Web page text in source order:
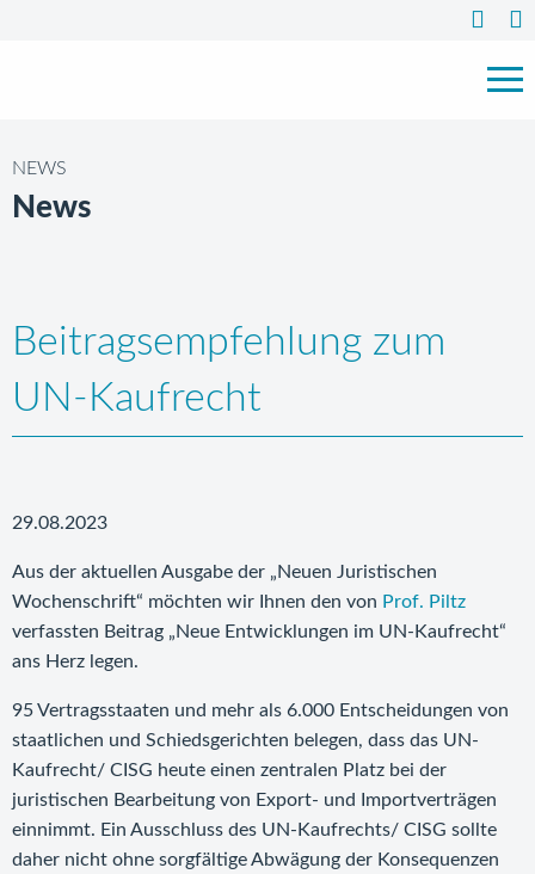
NEWS
News
Beitragsempfehlung zum
UN-Kaufrecht
29.08.2023
Aus der aktuellen Ausgabe der „Neuen Juristischen
Wochenschrift“ möchten wir Ihnen den von Prof. Piltz
verfassten Beitrag „Neue Entwicklungen im UN-Kaufrecht“
ans Herz legen.
95 Vertragsstaaten und mehr als 6.000 Entscheidungen von
staatlichen und Schiedsgerichten belegen, dass das UN-
Kaufrecht/ CISG heute einen zentralen Platz bei der
juristischen Bearbeitung von Export- und Importverträgen
einnimmt. Ein Ausschluss des UN-Kaufrechts/ CISG sollte
daher nicht ohne sorgfältige Abwägung der Konsequenzen